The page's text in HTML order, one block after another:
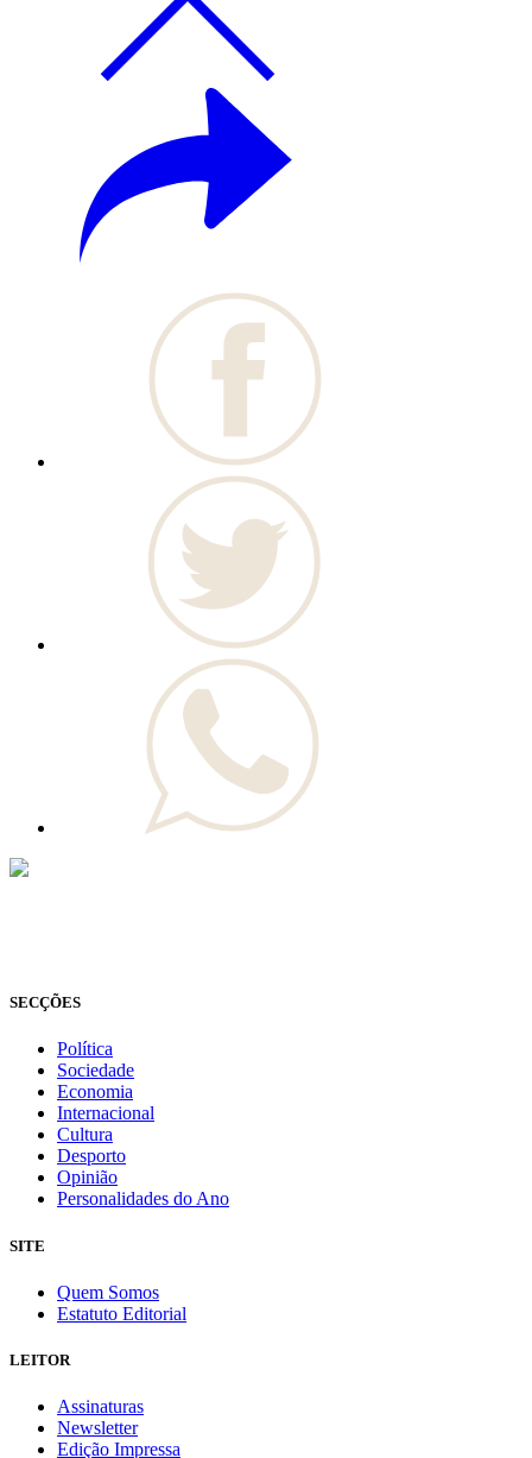
SECÇÕES
Política
Sociedade
Economia
Internacional
Cultura
Desporto
Opinião
Personalidades do Ano
SITE
Quem Somos
Estatuto Editorial
LEITOR
Assinaturas
Newsletter
Edição Impressa